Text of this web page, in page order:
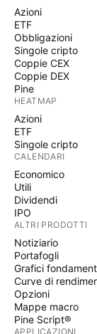
Azioni
ETF
Obbligazioni
Singole cripto
Coppie CEX
Coppie DEX
Pine
HEATMAP
Azioni
ETF
Singole cripto
CALENDARI
Economico
Utili
Dividendi
IPO
ALTRI PRODOTTI
Notiziario
Portafogli
Grafici
Curve di
Opzioni
Mappe macro
Pine Script®
APPLICAZIONI